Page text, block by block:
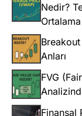
Nedir?
Anları
FVG
Finansal